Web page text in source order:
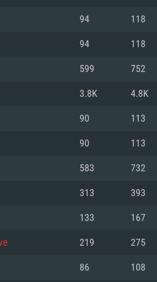
(64 bit)
얼코어 이상
11 이상을 지원하는 AMD
인터넷
GB (최소 클라이언트)
Sur 11.0
의 Core i5 (Intel Xeon
한 성능을 가지는 Mac 버
해상도: 720p
인터넷
GB (최소 클라이언트)
중 최신 버전
얼코어
을 지원하고, 최신 그래픽
며 최신 그래픽 드라이버
미만; 최소사양 지원 해상
94 118
94 118
599 752
3.8K 4.8K
90 113
90 113
583 732
313 393
133 167
219 275
86 108